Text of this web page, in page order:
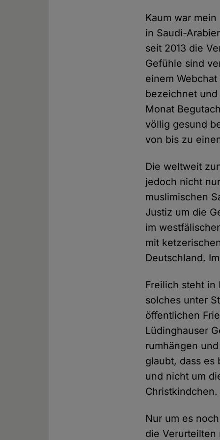
Kaum war
in Saudi-
seit 2013 die
Gefühle sind
einem
bezeichnet
Monat
völlig gesund
von bis zu
Die weltweit
jedoch nicht
muslimischen
Justiz um die
im
mit
Deutschland.
Freilich steht
solches unter
öffentlichen
Lüdinghauser
rumhängen
glaubt, dass es
und nicht um
Christkindchen.
Nur um es
die Verurteilten